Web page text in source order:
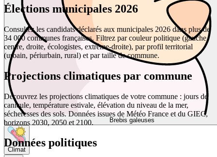
Brebis galeuses
Climat
Élections municipales 2026
Consultez les candidats déclarés aux municipales 2026 dans plus de
34 000 communes françaises. Filtrez par couleur politique (gauche,
centre, droite, écologistes, extrême-droite), par profil territorial
(urbain, périurbain, rural) et par taille de commune.
Projections climatiques par commune
Découvrez les projections climatiques de votre commune : jours de
canicule, température estivale, élévation du niveau de la mer,
sécheresses des sols. Données issues de Météo France et du GIEC,
horizons 2030, 2050 et 2100.
Données politiques